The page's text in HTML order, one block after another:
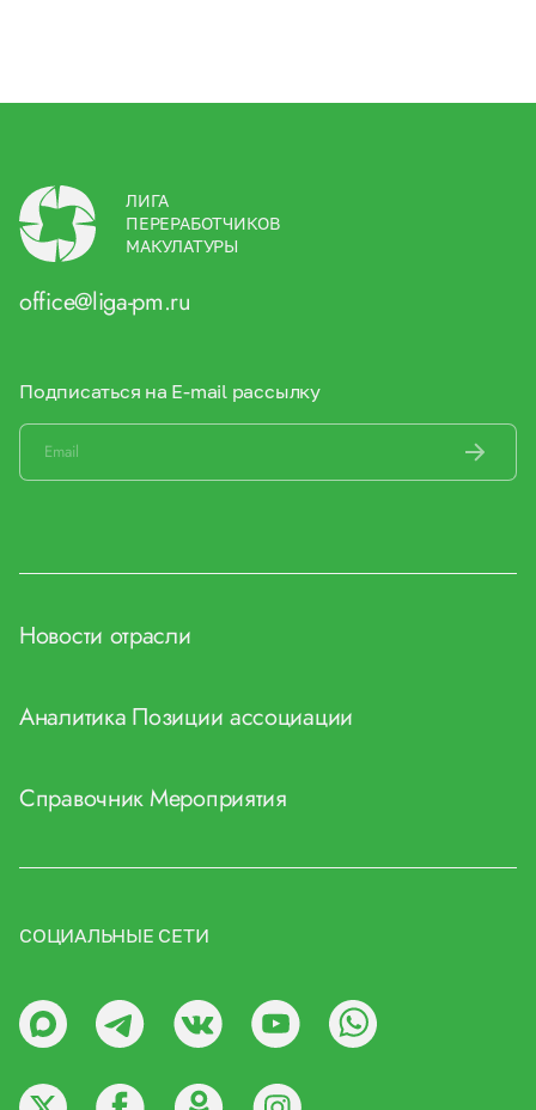
ЛИГА
ПЕРЕРАБОТЧИКОВ
МАКУЛАТУРЫ
office@liga-pm.ru
Подписаться на E-mail рассылку
Новости отрасли
Аналитика Позиции ассоциации
СправочникМероприятия
СОЦИАЛЬНЫЕ СЕТИ